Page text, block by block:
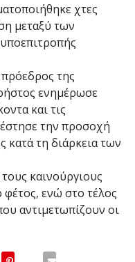
χτες
μεταξύ των
της
ενημέρωσε
και τις
την προσοχή
κατά τη διάρκεια των
καινούργιους
ενώ στο τέλος
αντιμετωπίζουν οι